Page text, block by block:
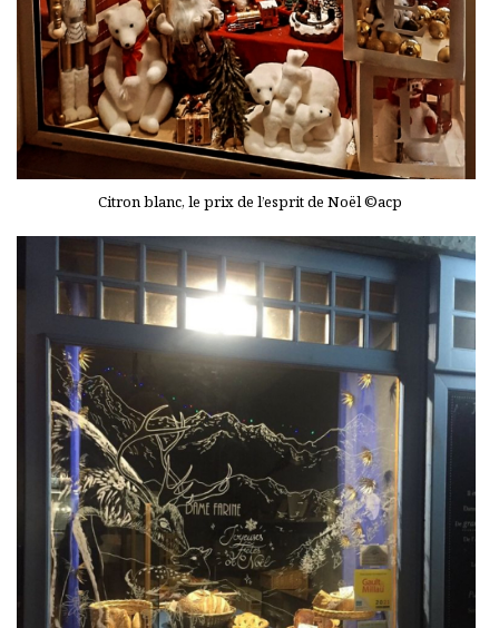
Citron blanc, le prix de l’esprit de Noël ©acp